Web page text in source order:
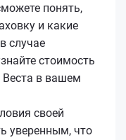
понять,
и какие
случае
стоимость
в вашем
своей
уверенным, что